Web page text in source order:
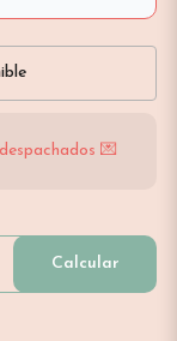
💌
Calcular